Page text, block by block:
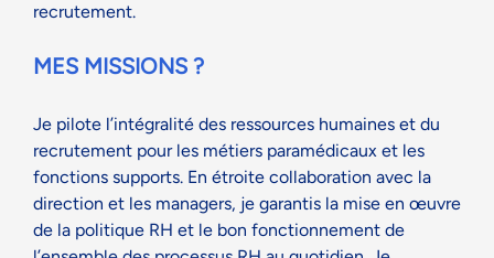
recrutement.
MES MISSIONS ?
Je pilote l’intégralité des ressources humaines et du
recrutement pour les métiers paramédicaux et les
fonctions supports. En étroite collaboration avec la
direction et les managers, je garantis la mise en œuvre
de la politique RH et le bon fonctionnement de